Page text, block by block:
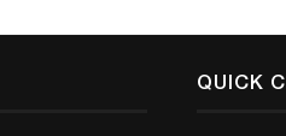
QUICK